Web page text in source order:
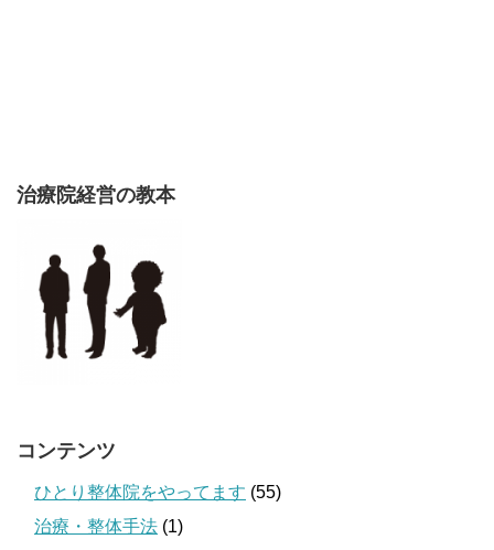
治療院経営の教本
コンテンツ
ひとり整体院をやってます (55)
治療・整体手法 (1)